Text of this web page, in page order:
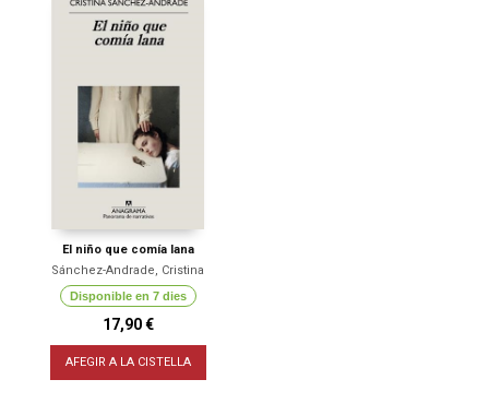
El niño que comía lana
Sánchez-Andrade, Cristina
Disponible en 7 dies
17,90 €
AFEGIR A LA CISTELLA